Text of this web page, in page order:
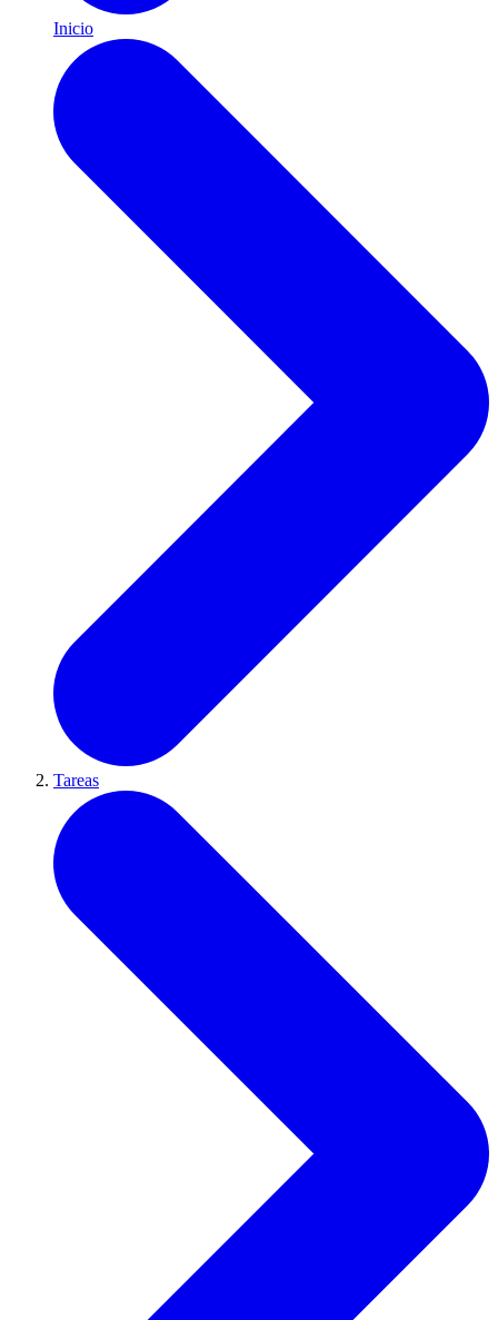
Inicio
Tareas